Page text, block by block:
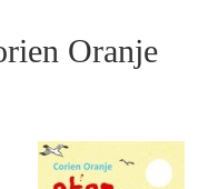
Oranje